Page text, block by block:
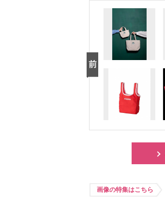
画像の特集はこちら